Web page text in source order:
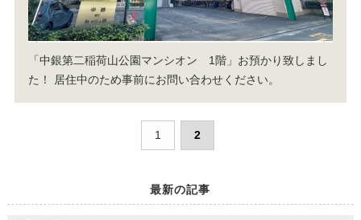
「中銀第二稲荷山公園マンシオン 1階」お預かり致しまし
た！
居住中のため事前にお問い合わせください。
1 2
最新の記事